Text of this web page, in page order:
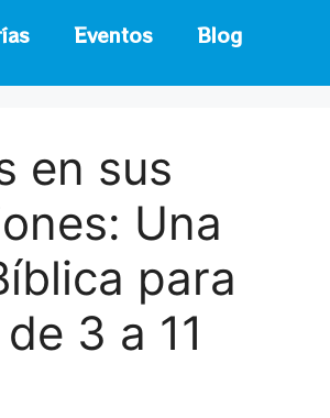
Eventos Blog
en sus
Una
para
3 a 11